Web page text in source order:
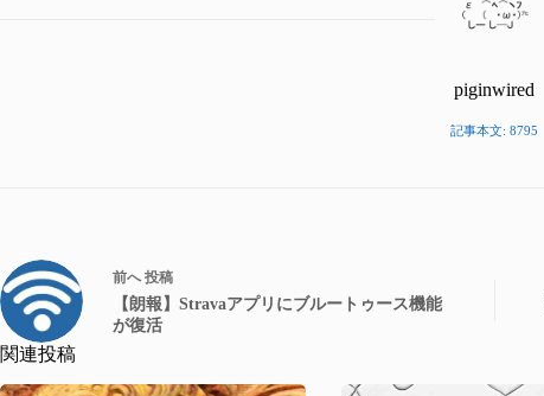
piginwired
記事本文: 8795
前へ投稿
【朗報】Stravaアプリにブルートゥース機能
が復活
関連投稿